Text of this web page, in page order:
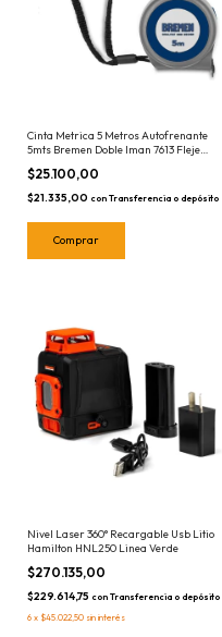
Cinta Metrica 5 Metros Autofrenante
5mts Bremen Doble Iman 7613 Fleje
25mm
$25.100,00
$21.335,00 con Transferencia o depósito
Nivel Laser 360° Recargable Usb Litio
Hamilton HNL250 Linea Verde
$270.135,00
$229.614,75 con Transferencia o depósito
6 x $45.022,50 sin interés